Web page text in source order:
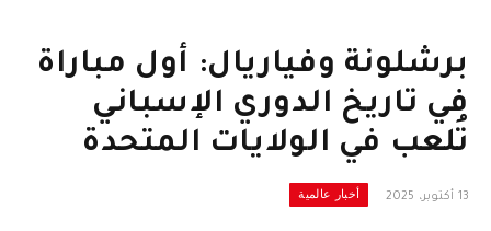
برشلونة وفياريال: أول مباراة
في تاريخ الدوري الإسباني
تُلعب في الولايات المتحدة
13 أكتوبر، 2025 أخبار عالمية